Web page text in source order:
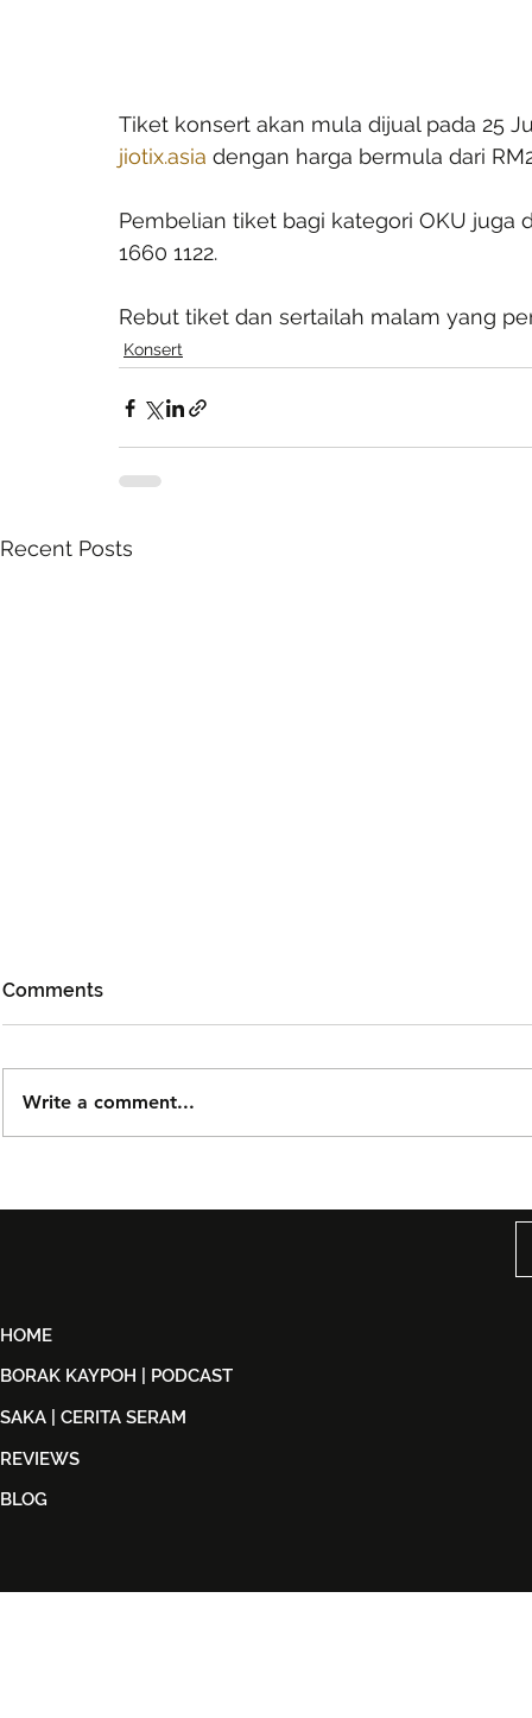
Tiket konsert akan mula dijual pada 25
jiotix.asia dengan harga bermula dari
Pembelian tiket bagi kategori OKU juga
1660 1122.
Rebut tiket dan sertailah malam yang
Konsert
Recent Posts
Konsert
Comments
Write a comment...
HOME
BORAK KAYPOH | PODCAST
SAKA | CERITA SERAM
REVIEWS
BLOG